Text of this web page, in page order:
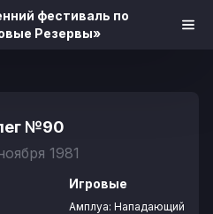
фестиваль по
Резервы»
№90
1981
Игровые
Амплуа: Нападающий